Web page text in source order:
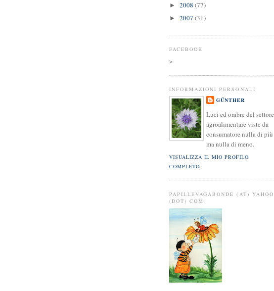
► 2008 (77)
► 2007 (31)
FACEBOOK
>
INFORMAZIONI PERSONALI
GÜNTHER
Luci ed ombre del settore
agroalimentare viste da
consumatore nulla di più
ma nulla di meno.
VISUALIZZA IL MIO PROFILO
COMPLETO
PAPILLEVAGABONDE (AT) YAHOO
(DOT) COM